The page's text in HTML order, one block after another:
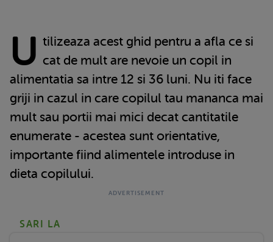
U tilizeaza acest ghid pentru a afla ce si
cat de mult are nevoie un copil in
alimentatia sa intre 12 si 36 luni. Nu iti face
griji in cazul in care copilul tau mananca mai
mult sau portii mai mici decat cantitatile
enumerate - acestea sunt orientative,
importante fiind alimentele introduse in
dieta copilului.
SARI LA